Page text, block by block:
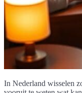
In Nederland wisselen